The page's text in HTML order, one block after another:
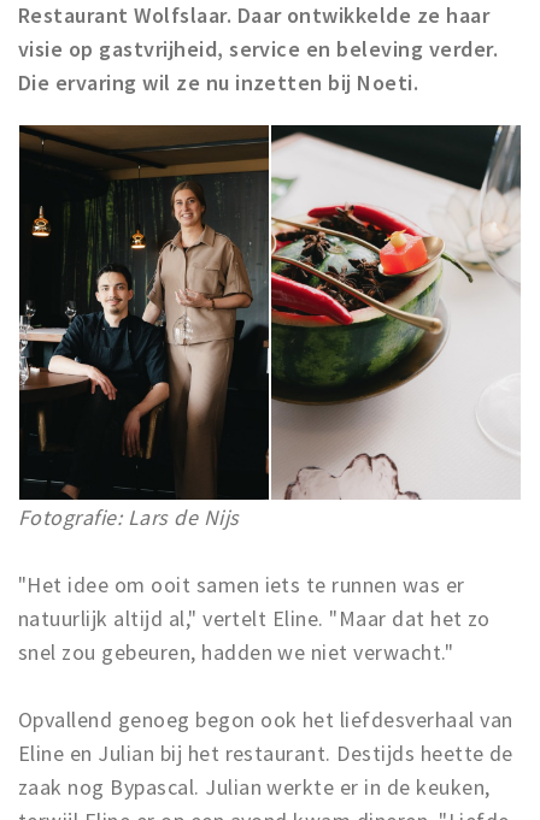
News
Agenda
Museums, theatres & stages
Trips & activities
Student routes
Nature
Party pics
Restaurants
Bars
Hotels
Shops
Deals
Parking
Restaurant Wolfslaar. Daar ontwikkelde ze haar
visie op gastvrijheid, service en beleving verder.
Die ervaring wil ze nu inzetten bij Noeti.
Fotografie: Lars de Nijs
"Het idee om ooit samen iets te runnen was er
natuurlijk altijd al," vertelt Eline. "Maar dat het zo
snel zou gebeuren, hadden we niet verwacht."
Opvallend genoeg begon ook het liefdesverhaal van
Eline en Julian bij het restaurant. Destijds heette de
zaak nog Bypascal. Julian werkte er in de keuken,